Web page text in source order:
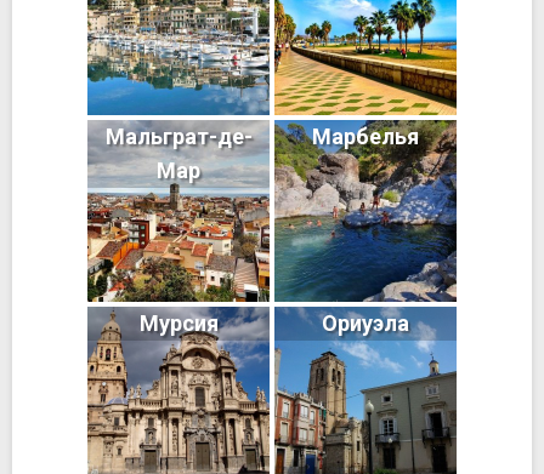
Мальграт-де-
Мар
Марбелья
Мурсия Ориуэла